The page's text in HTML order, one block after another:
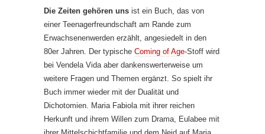
Die Zeiten gehören uns ist ein Buch, das von
einer Teenagerfreundschaft am Rande zum
Erwachsenenwerden erzählt, angesiedelt in den
80er Jahren. Der typische Coming of Age-Stoff wird
bei Vendela Vida aber dankenswerterweise um
weitere Fragen und Themen ergänzt. So spielt ihr
Buch immer wieder mit der Dualität und
Dichotomien. Maria Fabiola mit ihrer reichen
Herkunft und ihrem Willen zum Drama, Eulabee mit